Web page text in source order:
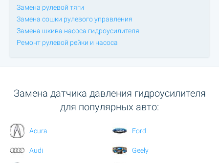
Замена рулевой тяги
Замена сошки рулевого управления
Замена шкива насоса гидроусилителя
Ремонт рулевой рейки и насоса
Замена датчика давления гидроусилителя
для популярных авто:
Acura
Audi
Ford
Geely